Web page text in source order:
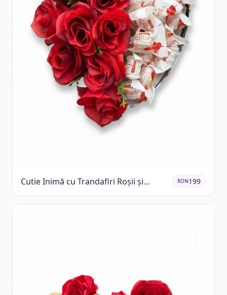
Cutie Inimă cu Trandafiri Roșii și
Raffaello
RON199